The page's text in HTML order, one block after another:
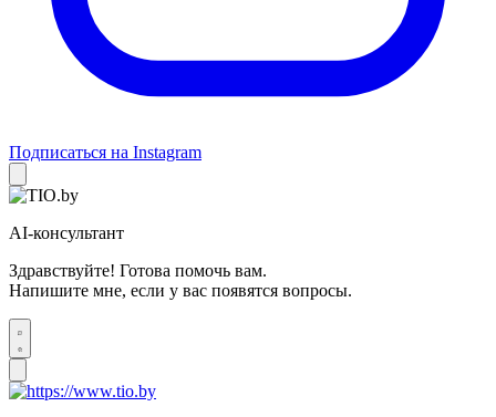
Подписаться на Instagram
AI-консультант
Здравствуйте! Готова помочь вам.
Напишите мне, если у вас появятся вопросы.